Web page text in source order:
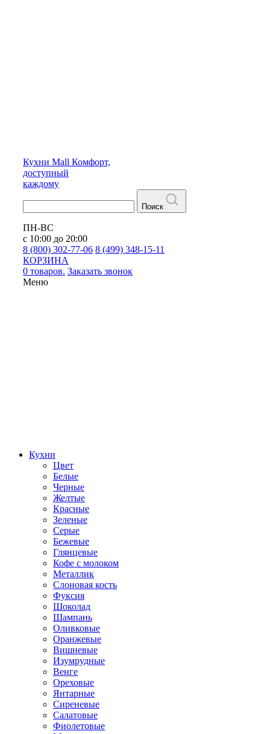
Кухни Mall Комфорт,
доступный
каждому
Поиск
ПН-ВС
с 10:00 до 20:00
8 (800) 302-77-06 8 (499) 348-15-11
КОРЗИНА
0 товаров. Заказать звонок
Меню
Кухни
Цвет
Белые
Черные
Желтые
Красные
Зеленые
Серые
Бежевые
Глянцевые
Кофе с молоком
Металлик
Слоновая кость
Фуксия
Шоколад
Шампань
Оливковые
Оранжевые
Вишневые
Изумрудные
Венге
Ореховые
Янтарные
Сиреневые
Салатовые
Фиолетовые